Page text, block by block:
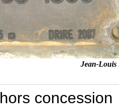
Jean-
hors concession